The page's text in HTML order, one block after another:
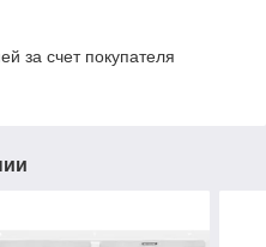
за счет покупателя